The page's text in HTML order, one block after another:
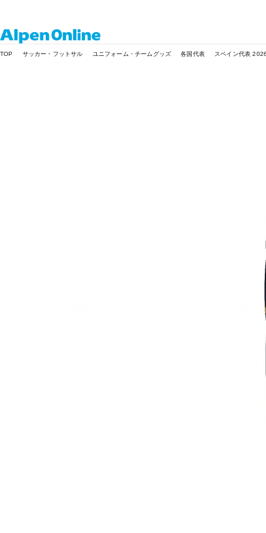
Online
TOP サッカー・フットサル ユニフォーム・チームグッズ 各国代表 スペイン代表